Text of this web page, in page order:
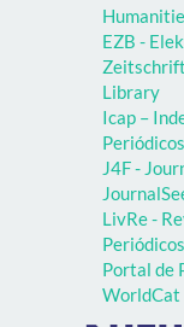
EZB -
Library
Icap –
J4F -
LivRe -
Portal de
WorldCat